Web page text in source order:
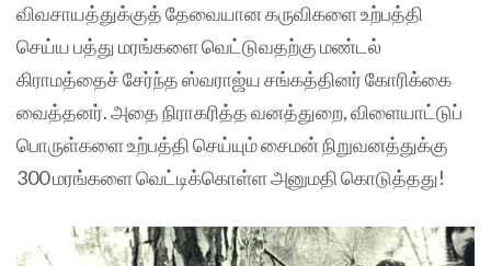
விவசாயத்துக்குத் தேவையான கருவிகளை உற்பத்தி
செய்ய பத்து மரங்களை வெட்டுவதற்கு மண்டல்
கிராமத்தைச் சேர்ந்த ஸ்வராஜ்ய சங்கத்தினர் கோரிக்கை
வைத்தனர். அதை நிராகரித்த வனத்துறை, விளையாட்டுப்
பொருள்களை உற்பத்தி செய்யும் சைமன் நிறுவனத்துக்கு
300 மரங்களை வெட்டிக்கொள்ள அனுமதி கொடுத்தது!